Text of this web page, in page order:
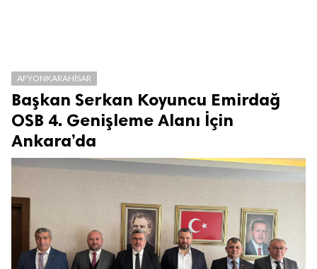
AFYONKARAHISAR
Başkan Serkan Koyuncu Emirdağ
OSB 4. Genişleme Alanı İçin
Ankara’da